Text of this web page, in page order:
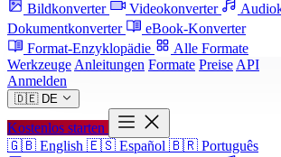
Bildkonverter Videokonverter
Dokumentkonverter
eBook-Konverter
Format-Enzyklopädie
Alle Formate
Werkzeuge Anleitungen Formate Preise API
Anmelden
🇩🇪 DE
Kostenlos starten
🇬🇧 English 🇪🇸 Español 🇧🇷 Português